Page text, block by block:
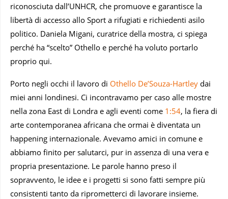
riconosciuta dall’UNHCR, che promuove e garantisce la
libertà di accesso allo Sport a rifugiati e richiedenti asilo
politico. Daniela Migani, curatrice della mostra, ci spiega
perché ha “scelto” Othello e perché ha voluto portarlo
proprio qui.
Porto negli occhi il lavoro di Othello De’Souza-Hartley dai
miei anni londinesi. Ci incontravamo per caso alle mostre
nella zona East di Londra e agli eventi come 1:54, la fiera di
arte contemporanea africana che ormai è diventata un
happening internazionale. Avevamo amici in comune e
abbiamo finito per salutarci, pur in assenza di una vera e
propria presentazione. Le parole hanno preso il
sopravvento, le idee e i progetti si sono fatti sempre più
consistenti tanto da riprometterci di lavorare insieme.